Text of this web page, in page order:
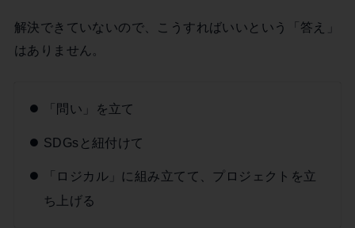
解決できていないので、こうすればいいという「答え」
はありません。
「問い」を立て
SDGsと紐付けて
「ロジカル」に組み立てて、プロジェクトを立
ち上げる